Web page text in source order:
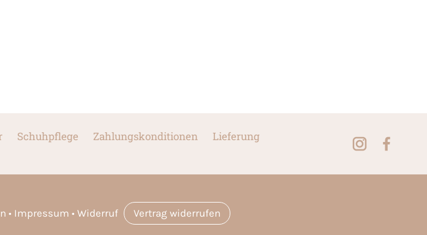
Schuhpflege Zahlungskonditionen
Lieferung
Impressum Widerruf Vertrag widerrufen